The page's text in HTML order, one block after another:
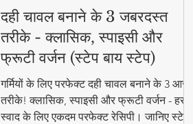
दही चावल बनाने के 3 जबरदस्त
तरीके - क्लासिक, स्पाइसी और
फ्रूटी वर्जन (स्टेप बाय स्टेप)
गर्मियों के लिए परफेक्ट दही चावल बनाने के 3 आसान
तरीके! क्लासिक, स्पाइसी और फ्रूटी वर्जन - हर
स्वाद के लिए एकदम परफेक्ट रेसिपी। जानिए स्टेप